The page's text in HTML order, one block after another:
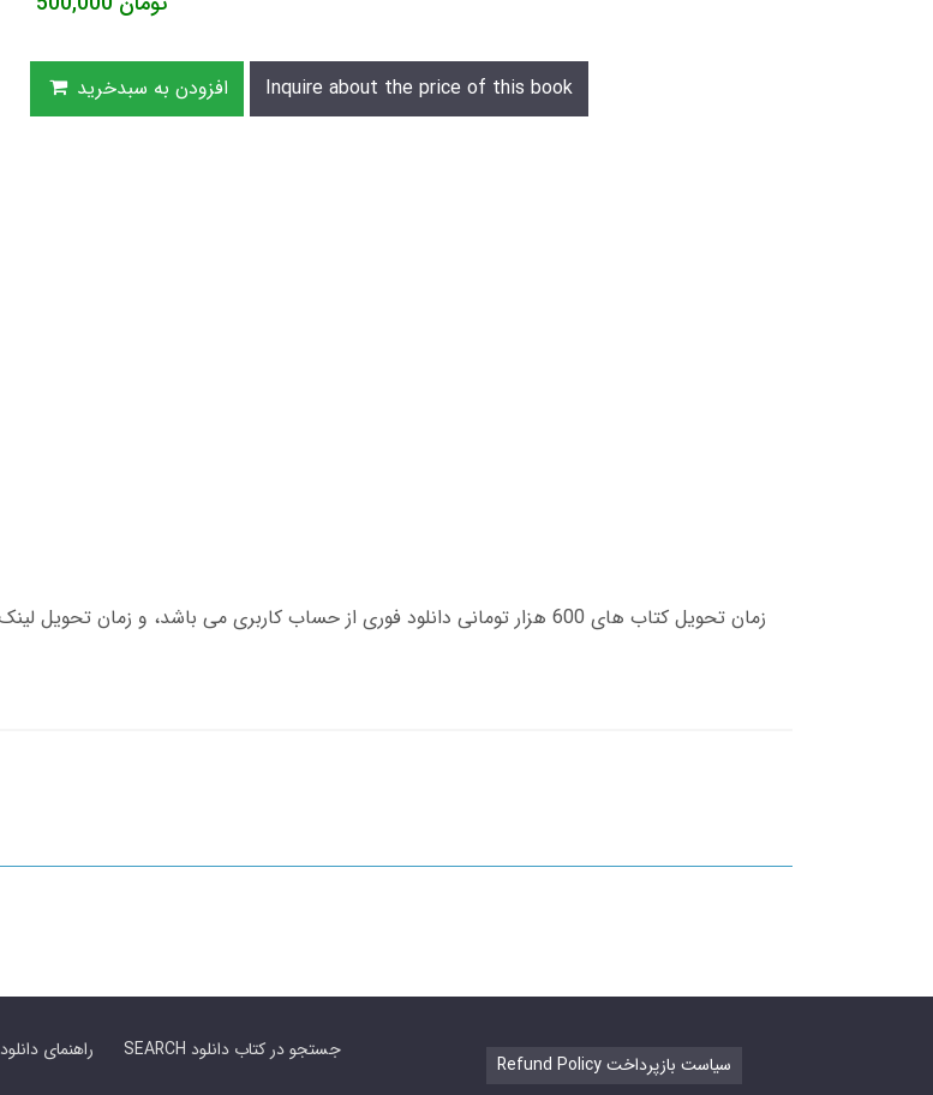
افزودن به سبدخرید Inquire about the price of this book
راهنمای دانلود SEARCH جستجو در کتاب دانلود
Refund Policy سیاست بازپرداخت